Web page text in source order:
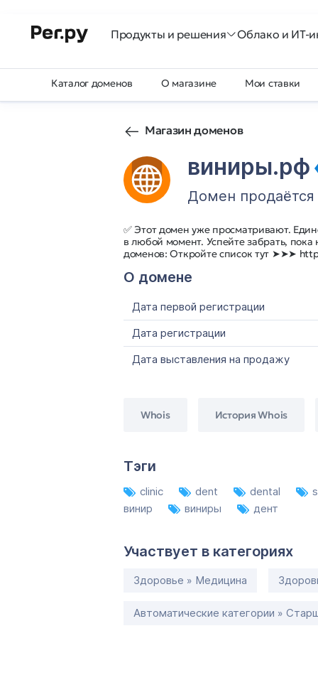
Продукты и решения Облако и ИТ-
Каталог доменов О магазине Мои ставки
Магазин доменов
виниры.рф
Домен продаётся
✅ Этот домен уже просматривают.
в любой момент. Успейте забрать, пока
доменов: Откройте список тут ➤➤➤
О домене
Дата первой регистрации
Дата регистрации
Дата выставления на продажу
Whois История Whois
Тэги
clinic dent dental
винир
виниры дент
Участвует в категориях
Здоровье » Медицина
Автоматические категории »